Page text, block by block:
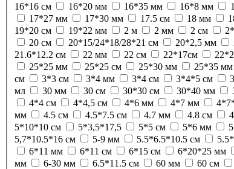
16*16 см
16*20 мм 16*35 мм 16*8 мм
17*27 мм
17*30 мм 17.5 см 18 мм
19*20 см
19*22 мм 2 м 2 мм 2 см
20 см
20*15/24*18/28*21 см 20*2,5 мм
21.6*12.2 см
22 мм 22 см 22*17см
25*25 мм
25*25 см 25*30 мм 25*35 мм
см
3*3 см 3*4 мм 3*4 см 3*4*5 см
мл
30 мм 30 см 30*30 см 30*40 мм
4*4 см
4*4,5 см 4*6 мм 4*7 мм
мм
4.5 см 4.5*7.5 см 4.7 мм 4.8 см
5*10*10 см
5*3,5*17,5 5*5 см 5*6 мм
5,7*10.5*16 см
5-9 мм 5.5*6.5*10.5 см
6*11 мм
6*11 см 6*15 см 6*20*25 мм
мм
6-30 мм 6.5*11.5 см 60 мм 60 см